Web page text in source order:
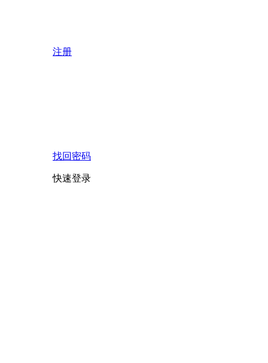
注册
找回密码
快速登录